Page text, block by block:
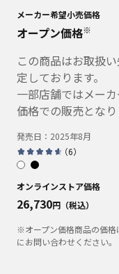
メーカー希望小売価格
オープン価格※
この商品はお取扱
定しております。
一部店舗ではメー
価格での販売となり
発売日： 2025年8月
（6）
オンラインストア価格
26,730円（税込）
※オープン価格商品の価格
にお問い合わせください。